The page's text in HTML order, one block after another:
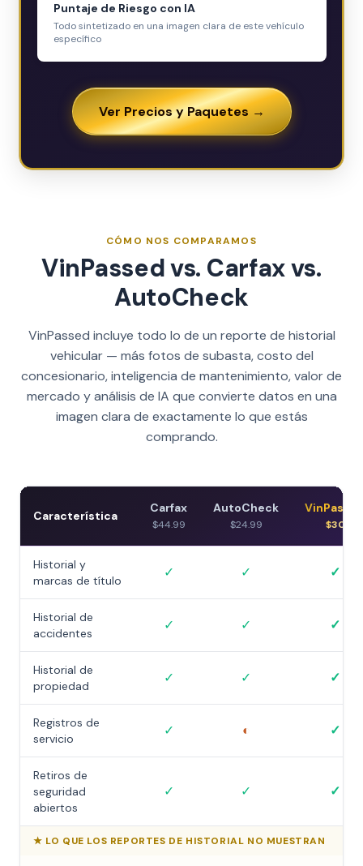
Puntaje de Riesgo con IA
Todo sintetizado en una imagen clara de este vehículo
específico
Ver Precios y Paquetes →
CÓMO NOS COMPARAMOS
VinPassed vs. Carfax vs.
AutoCheck
VinPassed incluye todo lo de un reporte de historial
vehicular — más fotos de subasta, costo del
concesionario, inteligencia de mantenimiento, valor de
mercado y análisis de IA que convierte datos en una
imagen clara de exactamente lo que estás
comprando.
Característica
Carfax
$44.99
AutoCheck
$24.99 $30
Historial y
marcas de título
✓ ✓ ✓
Historial de
accidentes
✓ ✓ ✓
Historial de
propiedad
✓ ✓ ✓
Registros de
servicio
✓ ◐ ✓
Retiros de
seguridad
abiertos
✓ ✓ ✓
★ LO QUE LOS REPORTES DE HISTORIAL NO MUESTRAN